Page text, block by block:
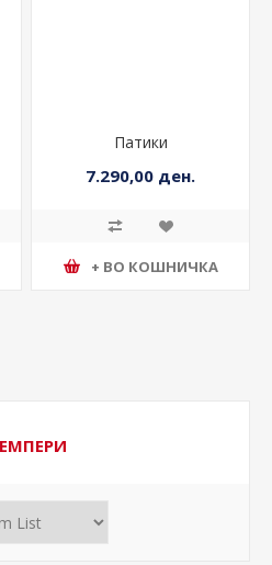
Патики
7.290,00 ден.
+ ВО КОШНИЧКА